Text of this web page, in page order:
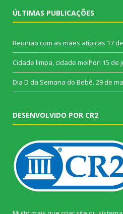
ÚLTIMAS PUBLICAÇÕES
Reunião com as mães atípicas 17
Cidade limpa, cidade melhor! 15 de
Dia D da Semana do Bebê. 29 de
DESENVOLVIDO POR CR2